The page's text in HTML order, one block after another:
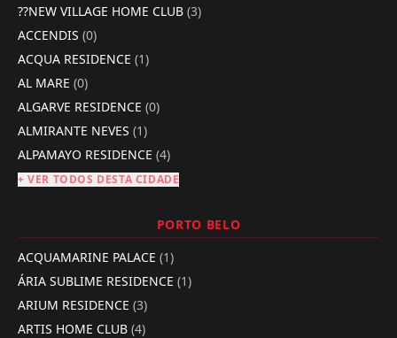
??NEW VILLAGE HOME CLUB (3)
ACCENDIS (0)
ACQUA RESIDENCE (1)
AL MARE (0)
ALGARVE RESIDENCE (0)
ALMIRANTE NEVES (1)
ALPAMAYO RESIDENCE (4)
+ VER TODOS DESTA CIDADE
PORTO BELO
ACQUAMARINE PALACE (1)
ÁRIA SUBLIME RESIDENCE (1)
ARIUM RESIDENCE (3)
ARTIS HOME CLUB (4)